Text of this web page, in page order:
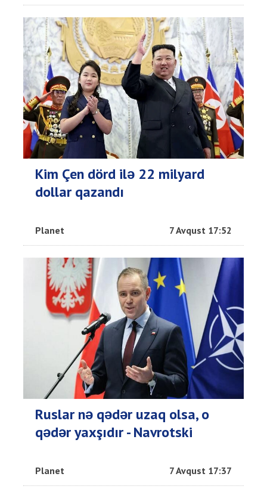
Kim Çen dörd ilə 22 milyard
dollar qazandı
Planet 7 Avqust 17:52
Ruslar nə qədər uzaq olsa, o
qədər yaxşıdır - Navrotski
Planet 7 Avqust 17:37